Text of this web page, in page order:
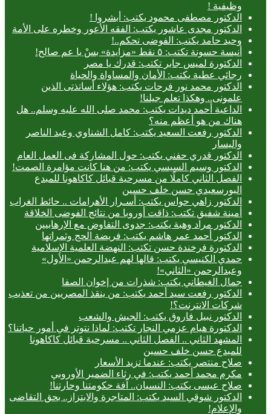
وظيفية !
الدكتور مصطفى محمود يكتب: أبشروا !
الدكتور مجدى عاشور يكتب: الفقه الأعور وخطره على الأمة
وحيد حامد يكتب: الفوضى تحكم..!
أنيسة حسونة تكتب: ٥ نقط «مزايدة» بسْ يا عم صالح!
الدكتورة لميس جابر تكتب: قدرك يا مصر
رجائي عطية يكتب: الأمان والمساواة والحياة
الدكتور محمد نور فرحات يكتب: هؤلاء أساتذتى الذين
علمونى.. وهكذا تعلم جيلنا!
الداعية أحمد ديدات يكتب: محمد صلى الله عليه وسلم.. هل
هناك من هو أعظم منه؟
الدكتور رفعت السعيد يكتب: كامل الشناوي وعبد الناصر
واليسار
الدكتور قدري حفني يكتب: حول المشاركة فى العمل العام
الدكتور وسيم السيسي يكتب: من هنا كانت مؤامرة الصمت!
الفصل الثاني كاملًا من مسرحية قبائل كاكاهونا للمبدع
البورسعيدي حسن خلف حسين
الدكتور زاهي حواس يكتب: أسـرار الأهرامات .. حائط الغراب
أمينة شفيق تكتب: ذاقت أوروبا من نتائج الفوضى الخلاقة
الدكتور مراد وهبة يكتب: جدوى التفاوض مع الإرهابيين
الدكتور أحمد عمر هاشم يكتب: فريضة الحج وثمراتها
الدكتورة فرخندة حسن تكتب: النهضة العلمية الإسلامية
حمدي الكنيسي يكتب: قالها لهم عبدالرحمن «الأول»
وعبدالرحمن «الثاني»!
جمال الغيطاني يكتب: شذرات من إخوان الصفا
الدكتور رفعت سيد أحمد يكتب: من ينقذ المصريين من تعذيب
شركات الانترنت؟!
الدكتور نبيل فاروق يكتب: الجيش والشعب
الدكتورة هيام عزمي النجار تكتب: لماذا نتوتر في أمور حياتنا؟
المشهد الثاني .. الفصل الثاني .. مسرحية قبائل كاكاهونا
للمبدع حسن خلف حسين
صلاح منتصر يكتب: عندما تزيد الأسعار
مكرم محمد أحمد يكتب: في رثاء الضمير الأوروبي
صلاح عيسى يكتب: النسيان.. آفة حكومتنا وحارتنا!
الدكتور شوقي السيد يكتب: المتاجرة والابتزاز.. بحق التقاضى
والإعلام!